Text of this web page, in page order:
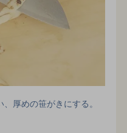
厚めの笹がきにする。